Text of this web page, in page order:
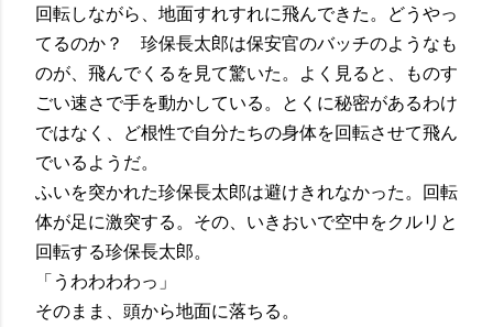
回転しながら、地面すれすれに飛んできた。どうやっ
てるのか？ 珍保長太郎は保安官のバッチのようなも
のが、飛んでくるを見て驚いた。よく見ると、ものす
ごい速さで手を動かしている。とくに秘密があるわけ
ではなく、ど根性で自分たちの身体を回転させて飛ん
でいるようだ。
ふいを突かれた珍保長太郎は避けきれなかった。回転
体が足に激突する。その、いきおいで空中をクルリと
回転する珍保長太郎。
「うわわわわっ」
そのまま、頭から地面に落ちる。